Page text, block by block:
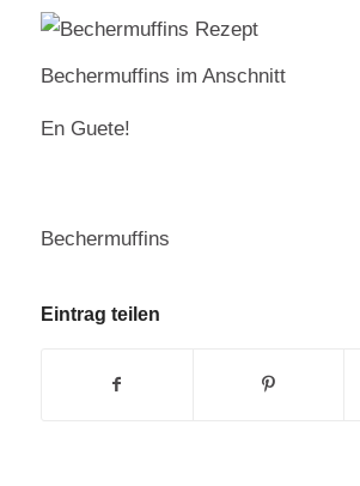
Bechermuffins im Anschnitt
En Guete!
Bechermuffins
Eintrag teilen